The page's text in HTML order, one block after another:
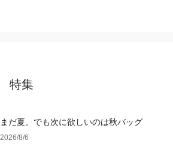
特集
まだ夏。でも次に欲しいのは秋バッグ
2026/8/6